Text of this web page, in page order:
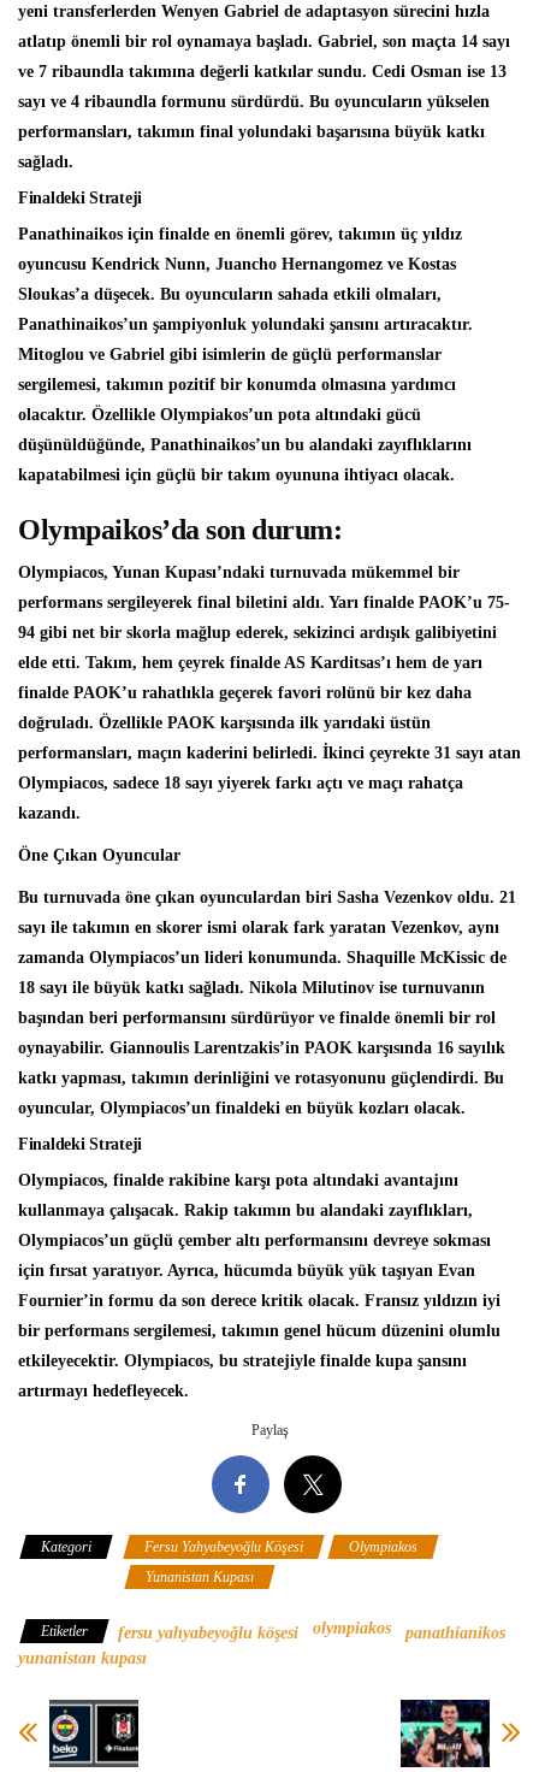
yeni transferlerden Wenyen Gabriel de adaptasyon sürecini hızla
atlatıp önemli bir rol oynamaya başladı. Gabriel, son maçta 14 sayı
ve 7 ribaundla takımına değerli katkılar sundu. Cedi Osman ise 13
sayı ve 4 ribaundla formunu sürdürdü. Bu oyuncuların yükselen
performansları, takımın final yolundaki başarısına büyük katkı
sağladı.
Finaldeki Strateji
Panathinaikos için finalde en önemli görev, takımın üç yıldız
oyuncusu Kendrick Nunn, Juancho Hernangomez ve Kostas
Sloukas’a düşecek. Bu oyuncuların sahada etkili olmaları,
Panathinaikos’un şampiyonluk yolundaki şansını artıracaktır.
Mitoglou ve Gabriel gibi isimlerin de güçlü performanslar
sergilemesi, takımın pozitif bir konumda olmasına yardımcı
olacaktır. Özellikle Olympiakos’un pota altındaki gücü
düşünüldüğünde, Panathinaikos’un bu alandaki zayıflıklarını
kapatabilmesi için güçlü bir takım oyununa ihtiyacı olacak.
Olympaikos’da son durum:
Olympiacos, Yunan Kupası’ndaki turnuvada mükemmel bir
performans sergileyerek final biletini aldı. Yarı finalde PAOK’u 75-
94 gibi net bir skorla mağlup ederek, sekizinci ardışık galibiyetini
elde etti. Takım, hem çeyrek finalde AS Karditsas’ı hem de yarı
finalde PAOK’u rahatlıkla geçerek favori rolünü bir kez daha
doğruladı. Özellikle PAOK karşısında ilk yarıdaki üstün
performansları, maçın kaderini belirledi. İkinci çeyrekte 31 sayı atan
Olympiacos, sadece 18 sayı yiyerek farkı açtı ve maçı rahatça
kazandı.
Öne Çıkan Oyuncular
Bu turnuvada öne çıkan oyunculardan biri Sasha Vezenkov oldu. 21
sayı ile takımın en skorer ismi olarak fark yaratan Vezenkov, aynı
zamanda Olympiacos’un lideri konumunda. Shaquille McKissic de
18 sayı ile büyük katkı sağladı. Nikola Milutinov ise turnuvanın
başından beri performansını sürdürüyor ve finalde önemli bir rol
oynayabilir. Giannoulis Larentzakis’in PAOK karşısında 16 sayılık
katkı yapması, takımın derinliğini ve rotasyonunu güçlendirdi. Bu
oyuncular, Olympiacos’un finaldeki en büyük kozları olacak.
Finaldeki Strateji
Olympiacos, finalde rakibine karşı pota altındaki avantajını
kullanmaya çalışacak. Rakip takımın bu alandaki zayıflıkları,
Olympiacos’un güçlü çember altı performansını devreye sokması
için fırsat yaratıyor. Ayrıca, hücumda büyük yük taşıyan Evan
Fournier’in formu da son derece kritik olacak. Fransız yıldızın iyi
bir performans sergilemesi, takımın genel hücum düzenini olumlu
etkileyecektir. Olympiacos, bu stratejiyle finalde kupa şansını
artırmayı hedefleyecek.
Paylaş
Kategori Fersu Yahyabeyoğlu Köşesi
Olympiakos
Yunanistan Kupası
Etiketler fersu yahyabeyoğlu köşesi olympiakos
panathianikos
yunanistan kupası